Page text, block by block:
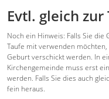
Evtl. gleich
Noch ein Hinweis: Falls Sie die
Taufe mit verwenden
Geburt verschickt werden. In
Kirchengemeinde muss erst
werden. Falls Sie dies auch
fein heraus.